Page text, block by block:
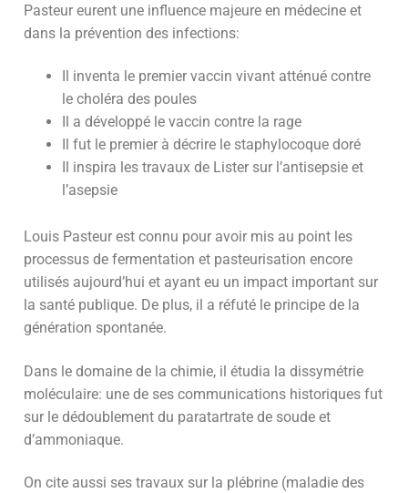
Pasteur eurent une influence majeure en médecine et
dans la prévention des infections:
Il inventa le premier vaccin vivant atténué contre
le choléra des poules
Il a développé le vaccin contre la rage
Il fut le premier à décrire le staphylocoque doré
Il inspira les travaux de Lister sur l’antisepsie et
l’asepsie
Louis Pasteur est connu pour avoir mis au point les
processus de fermentation et pasteurisation encore
utilisés aujourd’hui et ayant eu un impact important sur
la santé publique. De plus, il a réfuté le principe de la
génération spontanée.
Dans le domaine de la chimie, il étudia la dissymétrie
moléculaire: une de ses communications historiques fut
sur le dédoublement du paratartrate de soude et
d’ammoniaque.
On cite aussi ses travaux sur la plébrine (maladie des